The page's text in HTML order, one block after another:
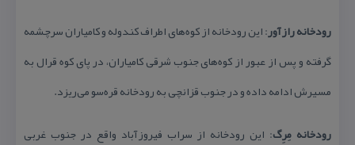
رودخانه رازآور: این رودخانه از كوه‌های اطراف كندوله و كامیاران سرچشمه
گرفته و پس از عبور از كوه‌های جنوب شرقی كامیاران، در پای كوه قرال به
مسیرش ادامه داده و در جنوب قزانچی به رودخانه قره‌سو می‌ریزد.
رودخانه مِرِگ: این رودخانه از سراب فیروزآباد واقع در جنوب غربی